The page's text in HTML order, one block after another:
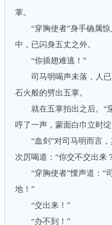
掌。
“穿胸使者”身手确属惊
中，已闪身五丈之外。
“你插翅难逃！”
司马明喝声未落，人已
石火般的劈出五掌。
就在五掌拍出之后。“穿
哼了一声，蒙面白巾立时绽
“血剑”对司马明而言，
次厉喝道：“你交不交出来
“穿胸使者”慄声道：“
地！”
“交出来！”
“办不到！”